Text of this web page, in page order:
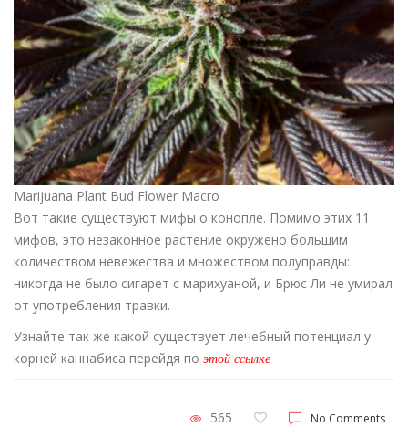
Marijuana Plant Bud Flower Macro
Вот такие существуют мифы о конопле. Помимо этих 11
мифов, это незаконное растение окружено большим
количеством невежества и множеством полуправды:
никогда не было сигарет с марихуаной, и Брюс Ли не умирал
от употребления травки.
Узнайте так же какой существует лечебный потенциал у
корней каннабиса перейдя по этой ссылке
565 No Comments